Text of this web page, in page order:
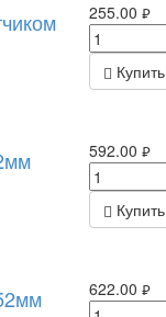
255.00 руб.
Купить
592.00 руб.
Купить
622.00 руб.